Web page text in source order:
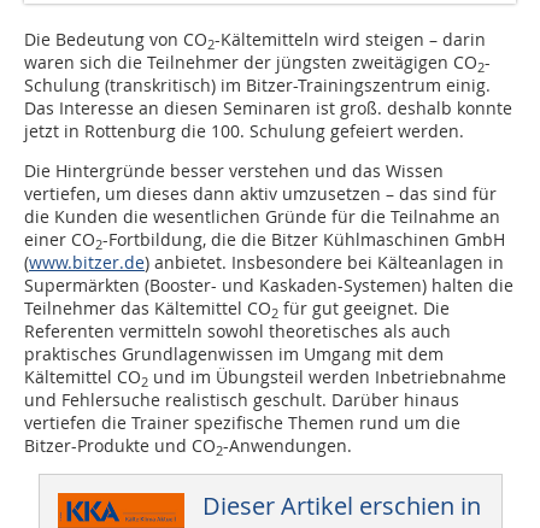
Die Bedeutung von CO2-Kältemitteln wird steigen – darin
waren sich die Teilnehmer der jüngsten zweitägigen CO2-
Schulung (transkritisch) im Bitzer-Trainingszentrum einig.
Das Interesse an diesen Seminaren ist groß. deshalb konnte
jetzt in Rottenburg die 100. Schulung gefeiert werden.
Die Hintergründe besser verstehen und das Wissen
vertiefen, um dieses dann aktiv umzusetzen – das sind für
die Kunden die wesentlichen Gründe für die Teilnahme an
einer CO2-Fortbildung, die die Bitzer Kühlmaschinen GmbH
(www.bitzer.de) anbietet. Insbesondere bei Kälteanlagen in
Supermärkten (Booster- und Kaskaden-Systemen) halten die
Teilnehmer das Kältemittel CO2 für gut geeignet. Die
Referenten vermitteln sowohl theoretisches als auch
praktisches Grundlagenwissen im Umgang mit dem
Kältemittel CO2 und im Übungsteil werden Inbetriebnahme
und Fehlersuche realistisch geschult. Darüber hinaus
vertiefen die Trainer spezifische Themen rund um die
Bitzer-Produkte und CO2-Anwendungen.
Dieser Artikel erschien in